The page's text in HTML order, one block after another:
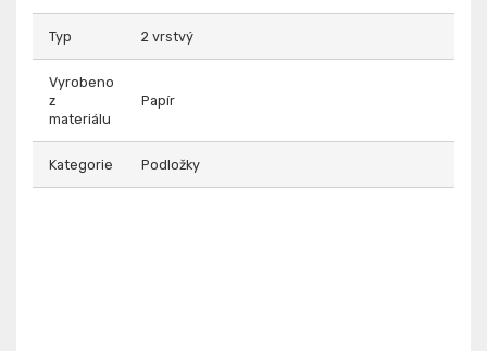
Typ 2 vrstvý
Vyrobeno
z
materiálu
Papír
Kategorie Podložky